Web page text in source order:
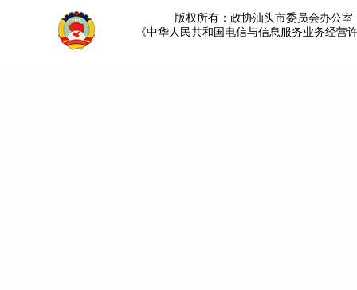
版权所有：政协汕头市委员会办公
《中华人民共和国电信与信息服务业务经营